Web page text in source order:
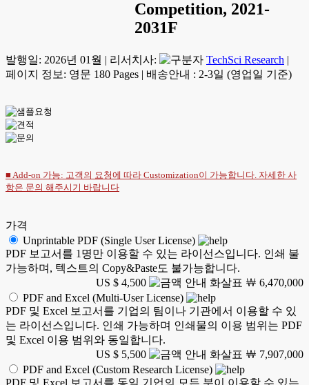
Competition, 2021-
2031F
발행일: 2026년 01월 | 리서치사: TechSci Research |
페이지 정보: 영문 180 Pages | 배송안내 : 2-3일 (영업일 기준)
■ Add-on 가능: 고객의 요청에 따라 Customization이 가능합니다. 자세한 사
항은 문의 해주시기 바랍니다
가격
Unprintable PDF (Single User License)
PDF 보고서를 1명만 이용할 수 있는 라이선스입니다. 인쇄 불
가능하며, 텍스트의 Copy&Paste도 불가능합니다.
US $ 4,500
￦ 6,470,000
PDF and Excel (Multi-User License)
PDF 및 Excel 보고서를 기업의 팀이나 기관에서 이용할 수 있
는 라이선스입니다. 인쇄 가능하며 인쇄물의 이용 범위는 PDF
및 Excel 이용 범위와 동일합니다.
US $ 5,500
￦ 7,907,000
PDF and Excel (Custom Research License)
PDF 및 Excel 보고서를 동일 기업의 모든 분이 이용할 수 있는